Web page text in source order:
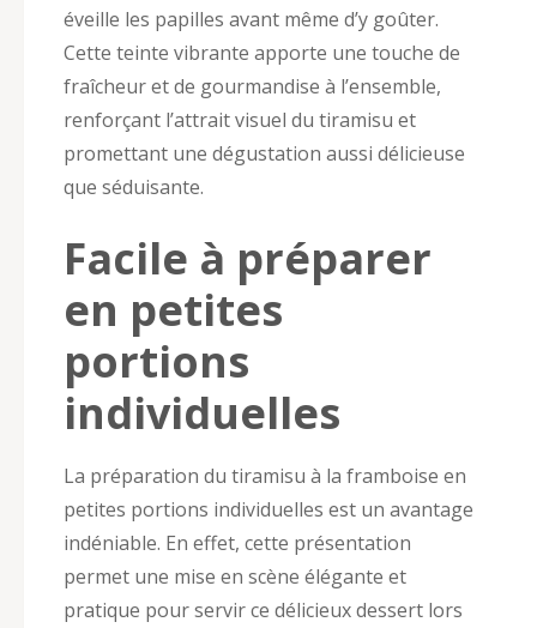
éveille les papilles avant même d’y goûter.
Cette teinte vibrante apporte une touche de
fraîcheur et de gourmandise à l’ensemble,
renforçant l’attrait visuel du tiramisu et
promettant une dégustation aussi délicieuse
que séduisante.
Facile à préparer
en petites
portions
individuelles
La préparation du tiramisu à la framboise en
petites portions individuelles est un avantage
indéniable. En effet, cette présentation
permet une mise en scène élégante et
pratique pour servir ce délicieux dessert lors